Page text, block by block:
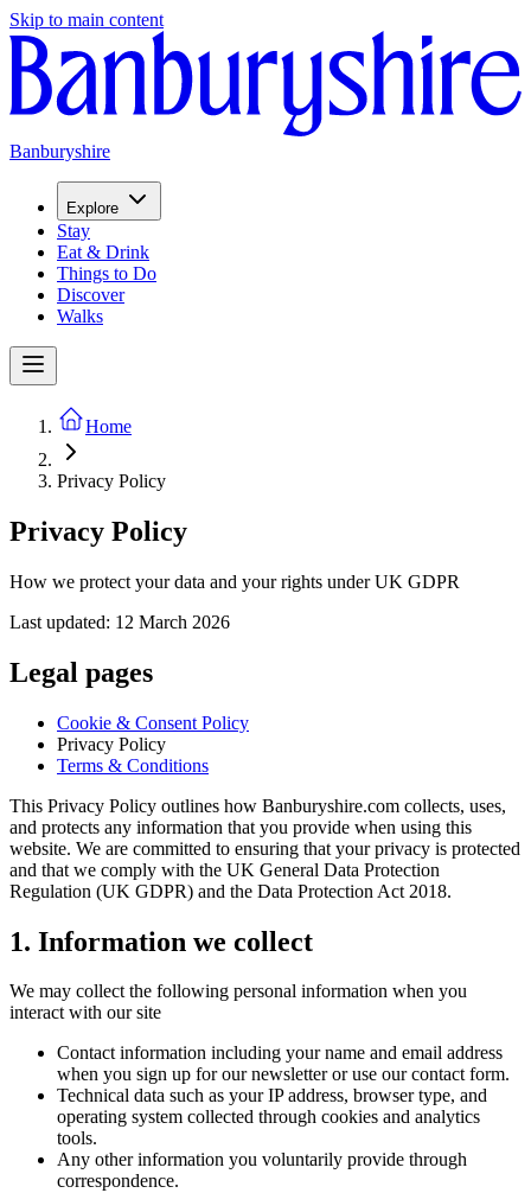
Skip to main content
Banburyshire
Explore
Stay
Eat & Drink
Things to Do
Discover
Walks
Home
Privacy Policy​​​​‌ ‍ ​‍​‍‌‍ ‌ ​‍‌‍‍‌‌‍‌ ‌‍‍‌‌‍ ‍​‍​‍​ ‍‍​‍​‍‌ ​ ‌‍​‌‌‍ ‍‌‍‍‌‌ ‌​‌ ‍‌​‍ ‍‌‍‍‌‌‍ ​‍​‍​‍ ​​‍​‍‌‍‍​‌ ​‍‌‍‌‌‌‍‌‍​‍​‍​ ‍‍​‍​‍‌‍‍​‌ ‌​‌ ‌​‌ ​​​ ‍‍​‍ ​‍ ‌‍ ​‌‍ ‌‍​ ‌‍​‌‌‍ ​‌‍‍​‌‍ ‌ ​ ‌ ‌​​ ‍‍​ ​ ​ ​ ​ ​ ​ ​ ​‍ ‌‍‍‌‌‍ ‍‌ ‌​‌‍‌‌‌‍ ‍‌ ‌​​‍ ‌‍‌‌‌‍‌​‌‍‍‌‌ ‌​​‍ ‌‍ ‌‌‍ ‌‍‌​‌‍‌‌​ ‌‌ ​​‌ ​‍‌‍‌‌‌ ​ ‌‍‌‌‌‍ ‍‌ ‌​‌‍​‌‌ ‌​‌‍‍‌‌‍ ‌‍ ‍​ ‍ ‌‍‍‌‌‍‌​​ ‌​ ​‌‌‍‌​​ ​‌​ ​​‌‍​ ‌‍‌​​ ‍​​ ‌‍​‍ ‌‌‍​‌​ ‌‍​ ​ ​ ​‌​‍ ‌​ ‌​‌‍‌‍‌‍​‍​ ​‌​‍ ‌‌‍​‌​ ‌​‌‍‌‌‌‍‌​​‍ ‌​ ​‌​ ‌ ‌‍​‌​ ​‍‌‍​‌​ ​​​ ‌ ‌‍‌‍‌‍​‌​ ‌​​ ​​‌‍​‍​ ‍ ‌ ‌​‌ ‍‌‌ ​​‌‍‌‌​ ‌‌‍ ​‌‍‌‌‌‍‌ ‌‍​‌‌‍ ​‌‌​​‌‍​‌‌‍‌ ‌‍‌‌​ ‍ ‌ ​​‌‍​‌‌ ‌​‌‍‍​​ ‌‌ ‌​‌‍‍‌‌ ‌​‌‍ ​‌‍‌‌​ ‌‍​‍‌‍​‌‌ ​ ‌‍‌‌‌‌‌‌‌ ​‍‌‍ ​​ ‌‌‍‍​‌ ‌​‌ ‌​‌ ​​​‍‌‌​ ​ ‌​​‌​‍‌‌​ ​‍‌​‌‍​‍‌‌​ ​‍‌​‌‍‌‍ ​‌‍ ‌‍​ ‌‍​‌‌‍ ​‌‍‍​‌‍ ‌ ​ ‌ ‌​​‍‌‌​ ​ ‌​​‌​ ​ ​ ​ ​ ​ ​ ​ ​‍‌‍‌‍‍‌‌‍‌​​ ‌​ ​‌‌‍‌​​ ​‌​ ​​‌‍​ ‌‍‌​​ ‍​​ ‌‍​‍ ‌‌‍​‌​ ‌‍​ ​ ​ ​‌​‍ ‌​ ‌​‌‍‌‍‌‍​‍​ ​‌​‍ ‌‌‍​‌​ ‌​‌‍‌‌‌‍‌​​‍ ‌​ ​‌​ ‌ ‌‍​‌​ ​‍‌‍​‌​ ​​​ ‌ ‌‍‌‍‌‍​‌​ ‌​​ ​​‌‍​‍​‍‌‍‌ ‌​‌ ‍‌‌ ​​‌‍‌‌​ ‌‌‍ ​‌‍‌‌‌‍‌ ‌‍​‌‌‍ ​‌‌​​‌‍​‌‌‍‌ ‌‍‌‌​‍‌‍‌ ​​‌‍​‌‌ ‌​‌‍‍​​ ‌‌ ‌​‌‍‍‌‌ ‌​‌‍ ​‌‍‌‌​‍‌‍‌ ​​‌‍‌‌‌ ​‍‌ ​ ‌ ​​‌‍‌‌‌‍​ ‌ ‌​‌‍‍‌‌ ‌‍‌‍‌‌​ ‌‌ ​​‌ ‌‌‌‍​‍‌‍ ​‌‍‍‌‌ ​ ‌‍‍​‌‍‌‌‌‍‌​​‍​‍‌ ‌
Privacy Policy​​​​‌ ‍ ​‍​‍‌‍ ‌ ​‍‌‍‍‌‌‍‌ ‌‍‍‌‌‍ ‍​‍​‍​ ‍‍​‍​‍‌ ​ ‌‍​‌‌‍ ‍‌‍‍‌‌ ‌​‌ ‍‌​‍ ‍‌‍‍‌‌‍ ​‍​‍​‍ ​​‍​‍‌‍‍​‌ ​‍‌‍‌‌‌‍‌‍​‍​‍​ ‍‍​‍​‍‌‍‍​‌ ‌​‌ ‌​‌ ​​​ ‍‍​‍ ​‍ ‌‍ ​‌‍ ‌‍​ ‌‍​‌‌‍ ​‌‍‍​‌‍ ‌ ​ ‌ ‌​​ ‍‍​ ​ ​ ​ ​ ​ ​ ​ ​‍ ‌‍‍‌‌‍ ‍‌ ‌​‌‍‌‌‌‍ ‍‌ ‌​​‍ ‌‍‌‌‌‍‌​‌‍‍‌‌ ‌​​‍ ‌‍ ‌‌‍ ‌‍‌​‌‍‌‌​ ‌‌ ​​‌ ​‍‌‍‌‌‌ ​ ‌‍‌‌‌‍ ‍‌ ‌​‌‍​‌‌ ‌​‌‍‍‌‌‍ ‌‍ ‍​ ‍ ‌‍‍‌‌‍‌​​ ‌​ ​‌‌‍‌​​ ​‌​ ​​‌‍​ ‌‍‌​​ ‍​​ ‌‍​‍ ‌‌‍​‌​ ‌‍​ ​ ​ ​‌​‍ ‌​ ‌​‌‍‌‍‌‍​‍​ ​‌​‍ ‌‌‍​‌​ ‌​‌‍‌‌‌‍‌​​‍ ‌​ ​‌​ ‌ ‌‍​‌​ ​‍‌‍​‌​ ​​​ ‌ ‌‍‌‍‌‍​‌​ ‌​​ ​​‌‍​‍​ ‍ ‌ ‌​‌ ‍‌‌ ​​‌‍‌‌​ ‌‌‍ ​‌‍‌‌‌‍‌ ‌‍​‌‌‍ ​‌‌​​‌‍​‌‌‍‌ ‌‍‌‌​ ‍ ‌ ​​‌‍​‌‌ ‌​‌‍‍​​ ‌‌ ‌​‌‍‍‌‌ ‌​‌‍ ​‌‍‌‌​ ‌‍​‍‌‍​‌‌ ​ ‌‍‌‌‌‌‌‌‌ ​‍‌‍ ​​ ‌‌‍‍​‌ ‌​‌ ‌​‌ ​​​‍‌‌​ ​ ‌​​‌​‍‌‌​ ​‍‌​‌‍​‍‌‌​ ​‍‌​‌‍‌‍ ​‌‍ ‌‍​ ‌‍​‌‌‍ ​‌‍‍​‌‍ ‌ ​ ‌ ‌​​‍‌‌​ ​ ‌​​‌​ ​ ​ ​ ​ ​ ​ ​ ​‍‌‍‌‍‍‌‌‍‌​​ ‌​ ​‌‌‍‌​​ ​‌​ ​​‌‍​ ‌‍‌​​ ‍​​ ‌‍​‍ ‌‌‍​‌​ ‌‍​ ​ ​ ​‌​‍ ‌​ ‌​‌‍‌‍‌‍​‍​ ​‌​‍ ‌‌‍​‌​ ‌​‌‍‌‌‌‍‌​​‍ ‌​ ​‌​ ‌ ‌‍​‌​ ​‍‌‍​‌​ ​​​ ‌ ‌‍‌‍‌‍​‌​ ‌​​ ​​‌‍​‍​‍‌‍‌ ‌​‌ ‍‌‌ ​​‌‍‌‌​ ‌‌‍ ​‌‍‌‌‌‍‌ ‌‍​‌‌‍ ​‌‌​​‌‍​‌‌‍‌ ‌‍‌‌​‍‌‍‌ ​​‌‍​‌‌ ‌​‌‍‍​​ ‌‌ ‌​‌‍‍‌‌ ‌​‌‍ ​‌‍‌‌​‍‌‍‌ ​​‌‍‌‌‌ ​‍‌ ​ ‌ ​​‌‍‌‌‌‍​ ‌ ‌​‌‍‍‌‌ ‌‍‌‍‌‌​ ‌‌ ​​‌ ‌‌‌‍​‍‌‍ ​‌‍‍‌‌ ​ ‌‍‍​‌‍‌‌‌‍‌​​‍​‍‌ ‌
How we protect your data and your rights under UK GDPR​​​​‌ ‍ ​‍​‍‌‍ ‌ ​‍‌‍‍‌‌‍‌ ‌‍‍‌‌‍ ‍​‍​‍​ ‍‍​‍​‍‌ ​ ‌‍​‌‌‍ ‍‌‍‍‌‌ ‌​‌ ‍‌​‍ ‍‌‍‍‌‌‍ ​‍​‍​‍ ​​‍​‍‌‍‍​‌ ​‍‌‍‌‌‌‍‌‍​‍​‍​ ‍‍​‍​‍‌‍‍​‌ ‌​‌ ‌​‌ ​​​ ‍‍​‍ ​‍ ‌‍ ​‌‍ ‌‍​ ‌‍​‌‌‍ ​‌‍‍​‌‍ ‌ ​ ‌ ‌​​ ‍‍​ ​ ​ ​ ​ ​ ​ ​ ​‍ ‌‍‍‌‌‍ ‍‌ ‌​‌‍‌‌‌‍ ‍‌ ‌​​‍ ‌‍‌‌‌‍‌​‌‍‍‌‌ ‌​​‍ ‌‍ ‌‌‍ ‌‍‌​‌‍‌‌​ ‌‌ ​​‌ ​‍‌‍‌‌‌ ​ ‌‍‌‌‌‍ ‍‌ ‌​‌‍​‌‌ ‌​‌‍‍‌‌‍ ‌‍ ‍​ ‍ ‌‍‍‌‌‍‌​​ ‌​ ​‌‌‍‌​​ ​‌​ ​​‌‍​ ‌‍‌​​ ‍​​ ‌‍​‍ ‌‌‍​‌​ ‌‍​ ​ ​ ​‌​‍ ‌​ ‌​‌‍‌‍‌‍​‍​ ​‌​‍ ‌‌‍​‌​ ‌​‌‍‌‌‌‍‌​​‍ ‌​ ​‌​ ‌ ‌‍​‌​ ​‍‌‍​‌​ ​​​ ‌ ‌‍‌‍‌‍​‌​ ‌​​ ​​‌‍​‍​ ‍ ‌ ‌​‌ ‍‌‌ ​​‌‍‌‌​ ‌‌‍ ​‌‍‌‌‌‍‌ ‌‍​‌‌‍ ​‌‌​​‌‍​‌‌‍‌ ‌‍‌‌​ ‍ ‌ ​​‌‍​‌‌ ‌​‌‍‍​​ ‌‌ ​ ‌ ‌‌‌‍​‍‌ ‌​‌‍‍‌‌ ‌​‌‍ ​‌‍‌‌​ ‌‍​‍‌‍​‌‌ ​ ‌‍‌‌‌‌‌‌‌ ​‍‌‍ ​​ ‌‌‍‍​‌ ‌​‌ ‌​‌ ​​​‍‌‌​ ​ ‌​​‌​‍‌‌​ ​‍‌​‌‍​‍‌‌​ ​‍‌​‌‍‌‍ ​‌‍ ‌‍​ ‌‍​‌‌‍ ​‌‍‍​‌‍ ‌ ​ ‌ ‌​​‍‌‌​ ​ ‌​​‌​ ​ ​ ​ ​ ​ ​ ​ ​‍‌‍‌‍‍‌‌‍‌​​ ‌​ ​‌‌‍‌​​ ​‌​ ​​‌‍​ ‌‍‌​​ ‍​​ ‌‍​‍ ‌‌‍​‌​ ‌‍​ ​ ​ ​‌​‍ ‌​ ‌​‌‍‌‍‌‍​‍​ ​‌​‍ ‌‌‍​‌​ ‌​‌‍‌‌‌‍‌​​‍ ‌​ ​‌​ ‌ ‌‍​‌​ ​‍‌‍​‌​ ​​​ ‌ ‌‍‌‍‌‍​‌​ ‌​​ ​​‌‍​‍​‍‌‍‌ ‌​‌ ‍‌‌ ​​‌‍‌‌​ ‌‌‍ ​‌‍‌‌‌‍‌ ‌‍​‌‌‍ ​‌‌​​‌‍​‌‌‍‌ ‌‍‌‌​‍‌‍‌ ​​‌‍​‌‌ ‌​‌‍‍​​ ‌‌ ​ ‌ ‌‌‌‍​‍‌ ‌​‌‍‍‌‌ ‌​‌‍ ​‌‍‌‌​‍‌‍‌ ​​‌‍‌‌‌ ​‍‌ ​ ‌ ​​‌‍‌‌‌‍​ ‌ ‌​‌‍‍‌‌ ‌‍‌‍‌‌​ ‌‌ ​​‌ ‌‌‌‍​‍‌‍ ​‌‍‍‌‌ ​ ‌‍‍​‌‍‌‌‌‍‌​​‍​‍‌ ‌
Last updated: 12 March 2026
Legal pages
Cookie & Consent Policy​​​​‌ ‍ ​‍​‍‌‍ ‌ ​‍‌‍‍‌‌‍‌ ‌‍‍‌‌‍ ‍​‍​‍​ ‍‍​‍​‍‌ ​ ‌‍​‌‌‍ ‍‌‍‍‌‌ ‌​‌ ‍‌​‍ ‍‌‍‍‌‌‍ ​‍​‍​‍ ​​‍​‍‌‍‍​‌ ​‍‌‍‌‌‌‍‌‍​‍​‍​ ‍‍​‍​‍‌‍‍​‌ ‌​‌ ‌​‌ ​​​ ‍‍​‍ ​‍ ‌‍ ​‌‍ ‌‍​ ‌‍​‌‌‍ ​‌‍‍​‌‍ ‌ ​ ‌ ‌​​ ‍‍​ ​ ​ ​ ​ ​ ​ ​ ​‍ ‌‍‍‌‌‍ ‍‌ ‌​‌‍‌‌‌‍ ‍‌ ‌​​‍ ‌‍‌‌‌‍‌​‌‍‍‌‌ ‌​​‍ ‌‍ ‌‌‍ ‌‍‌​‌‍‌‌​ ‌‌ ​​‌ ​‍‌‍‌‌‌ ​ ‌‍‌‌‌‍ ‍‌ ‌​‌‍​‌‌ ‌​‌‍‍‌‌‍ ‌‍ ‍​ ‍ ‌‍‍‌‌‍‌​​ ‌‌‍‌‍​ ​ ‌‍‌‌‌‍​ ​ ​‍‌‍‌‌​ ‌‍‌‍‌​​‍ ‌‌‍​ ​ ‌‌​ ‍​‌‍​ ​‍ ‌​ ‌​​ ​‌‌‍​ ​ ‌‍​‍ ‌​ ‍​​ ‌‌‌‍‌‍​ ​‌​‍ ‌‌‍‌​​ ​‌‌‍‌​​ ‍​‌‍​ ​ ‌​‌‍​‍‌‍​ ​ ​ ‌‍​‌‌‍​‌​ ‍​​ ‍ ‌ ‌​‌ ‍‌‌ ​​‌‍‌‌​ ‌‌‍ ​‌‍‌‌‌‍‌ ‌‍​‌‌‍ ​‌‌​​‌‍​‌‌‍‌ ‌‍‌‌​ ‍ ‌ ​​‌‍​‌‌ ‌​‌‍‍​​ ‌‌ ‌​‌‍‍‌‌ ‌​‌‍ ​‌‍‌‌​ ‌‍​‍‌‍​‌‌ ​ ‌‍‌‌‌‌‌‌‌ ​‍‌‍ ​​ ‌‌‍‍​‌ ‌​‌ ‌​‌ ​​​‍‌‌​ ​ ‌​​‌​‍‌‌​ ​‍‌​‌‍​‍‌‌​ ​‍‌​‌‍‌‍ ​‌‍ ‌‍​ ‌‍​‌‌‍ ​‌‍‍​‌‍ ‌ ​ ‌ ‌​​‍‌‌​ ​ ‌​​‌​ ​ ​ ​ ​ ​ ​ ​ ​‍‌‍‌‍‍‌‌‍‌​​ ‌‌‍‌‍​ ​ ‌‍‌‌‌‍​ ​ ​‍‌‍‌‌​ ‌‍‌‍‌​​‍ ‌‌‍​ ​ ‌‌​ ‍​‌‍​ ​‍ ‌​ ‌​​ ​‌‌‍​ ​ ‌‍​‍ ‌​ ‍​​ ‌‌‌‍‌‍​ ​‌​‍ ‌‌‍‌​​ ​‌‌‍‌​​ ‍​‌‍​ ​ ‌​‌‍​‍‌‍​ ​ ​ ‌‍​‌‌‍​‌​ ‍​​‍‌‍‌ ‌​‌ ‍‌‌ ​​‌‍‌‌​ ‌‌‍ ​‌‍‌‌‌‍‌ ‌‍​‌‌‍ ​‌‌​​‌‍​‌‌‍‌ ‌‍‌‌​‍‌‍‌ ​​‌‍​‌‌ ‌​‌‍‍​​ ‌‌ ‌​‌‍‍‌‌ ‌​‌‍ ​‌‍‌‌​‍‌‍‌ ​​‌‍‌‌‌ ​‍‌ ​ ‌ ​​‌‍‌‌‌‍​ ‌ ‌​‌‍‍‌‌ ‌‍‌‍‌‌​ ‌‌ ​​‌ ‌‌‌‍​‍‌‍ ​‌‍‍‌‌ ​ ‌‍‍​‌‍‌‌‌‍‌​​‍​‍‌ ‌
Privacy Policy​​​​‌ ‍ ​‍​‍‌‍ ‌ ​‍‌‍‍‌‌‍‌ ‌‍‍‌‌‍ ‍​‍​‍​ ‍‍​‍​‍‌ ​ ‌‍​‌‌‍ ‍‌‍‍‌‌ ‌​‌ ‍‌​‍ ‍‌‍‍‌‌‍ ​‍​‍​‍ ​​‍​‍‌‍‍​‌ ​‍‌‍‌‌‌‍‌‍​‍​‍​ ‍‍​‍​‍‌‍‍​‌ ‌​‌ ‌​‌ ​​​ ‍‍​‍ ​‍ ‌‍ ​‌‍ ‌‍​ ‌‍​‌‌‍ ​‌‍‍​‌‍ ‌ ​ ‌ ‌​​ ‍‍​ ​ ​ ​ ​ ​ ​ ​ ​‍ ‌‍‍‌‌‍ ‍‌ ‌​‌‍‌‌‌‍ ‍‌ ‌​​‍ ‌‍‌‌‌‍‌​‌‍‍‌‌ ‌​​‍ ‌‍ ‌‌‍ ‌‍‌​‌‍‌‌​ ‌‌ ​​‌ ​‍‌‍‌‌‌ ​ ‌‍‌‌‌‍ ‍‌ ‌​‌‍​‌‌ ‌​‌‍‍‌‌‍ ‌‍ ‍​ ‍ ‌‍‍‌‌‍‌​​ ‌​ ​‌‌‍‌​​ ​‌​ ​​‌‍​ ‌‍‌​​ ‍​​ ‌‍​‍ ‌‌‍​‌​ ‌‍​ ​ ​ ​‌​‍ ‌​ ‌​‌‍‌‍‌‍​‍​ ​‌​‍ ‌‌‍​‌​ ‌​‌‍‌‌‌‍‌​​‍ ‌​ ​‌​ ‌ ‌‍​‌​ ​‍‌‍​‌​ ​​​ ‌ ‌‍‌‍‌‍​‌​ ‌​​ ​​‌‍​‍​ ‍ ‌ ‌​‌ ‍‌‌ ​​‌‍‌‌​ ‌‌‍ ​‌‍‌‌‌‍‌ ‌‍​‌‌‍ ​‌‌​​‌‍​‌‌‍‌ ‌‍‌‌​ ‍ ‌ ​​‌‍​‌‌ ‌​‌‍‍​​ ‌‌ ‌​‌‍‍‌‌ ‌​‌‍ ​‌‍‌‌​ ‌‍​‍‌‍​‌‌ ​ ‌‍‌‌‌‌‌‌‌ ​‍‌‍ ​​ ‌‌‍‍​‌ ‌​‌ ‌​‌ ​​​‍‌‌​ ​ ‌​​‌​‍‌‌​ ​‍‌​‌‍​‍‌‌​ ​‍‌​‌‍‌‍ ​‌‍ ‌‍​ ‌‍​‌‌‍ ​‌‍‍​‌‍ ‌ ​ ‌ ‌​​‍‌‌​ ​ ‌​​‌​ ​ ​ ​ ​ ​ ​ ​ ​‍‌‍‌‍‍‌‌‍‌​​ ‌​ ​‌‌‍‌​​ ​‌​ ​​‌‍​ ‌‍‌​​ ‍​​ ‌‍​‍ ‌‌‍​‌​ ‌‍​ ​ ​ ​‌​‍ ‌​ ‌​‌‍‌‍‌‍​‍​ ​‌​‍ ‌‌‍​‌​ ‌​‌‍‌‌‌‍‌​​‍ ‌​ ​‌​ ‌ ‌‍​‌​ ​‍‌‍​‌​ ​​​ ‌ ‌‍‌‍‌‍​‌​ ‌​​ ​​‌‍​‍​‍‌‍‌ ‌​‌ ‍‌‌ ​​‌‍‌‌​ ‌‌‍ ​‌‍‌‌‌‍‌ ‌‍​‌‌‍ ​‌‌​​‌‍​‌‌‍‌ ‌‍‌‌​‍‌‍‌ ​​‌‍​‌‌ ‌​‌‍‍​​ ‌‌ ‌​‌‍‍‌‌ ‌​‌‍ ​‌‍‌‌​‍‌‍‌ ​​‌‍‌‌‌ ​‍‌ ​ ‌ ​​‌‍‌‌‌‍​ ‌ ‌​‌‍‍‌‌ ‌‍‌‍‌‌​ ‌‌ ​​‌ ‌‌‌‍​‍‌‍ ​‌‍‍‌‌ ​ ‌‍‍​‌‍‌‌‌‍‌​​‍​‍‌ ‌
Terms & Conditions​​​​‌ ‍ ​‍​‍‌‍ ‌ ​‍‌‍‍‌‌‍‌ ‌‍‍‌‌‍ ‍​‍​‍​ ‍‍​‍​‍‌ ​ ‌‍​‌‌‍ ‍‌‍‍‌‌ ‌​‌ ‍‌​‍ ‍‌‍‍‌‌‍ ​‍​‍​‍ ​​‍​‍‌‍‍​‌ ​‍‌‍‌‌‌‍‌‍​‍​‍​ ‍‍​‍​‍‌‍‍​‌ ‌​‌ ‌​‌ ​​​ ‍‍​‍ ​‍ ‌‍ ​‌‍ ‌‍​ ‌‍​‌‌‍ ​‌‍‍​‌‍ ‌ ​ ‌ ‌​​ ‍‍​ ​ ​ ​ ​ ​ ​ ​ ​‍ ‌‍‍‌‌‍ ‍‌ ‌​‌‍‌‌‌‍ ‍‌ ‌​​‍ ‌‍‌‌‌‍‌​‌‍‍‌‌ ‌​​‍ ‌‍ ‌‌‍ ‌‍‌​‌‍‌‌​ ‌‌ ​​‌ ​‍‌‍‌‌‌ ​ ‌‍‌‌‌‍ ‍‌ ‌​‌‍​‌‌ ‌​‌‍‍‌‌‍ ‌‍ ‍​ ‍ ‌‍‍‌‌‍‌​​ ‌​ ‍​​ ​‍​ ‌‍‌‍‌‍​ ​ ‌‍‌‌​ ​‍​ ‍​​‍ ‌​ ‍​​ ‍‌​ ‌‌​ ‌‌​‍ ‌​ ‌​‌‍‌‍‌‍‌​​ ​‌​‍ ‌‌‍​‌​ ​​‌‍​ ​ ‌ ​‍ ‌​ ‍‌‌‍‌​‌‍‌‍​ ​‌​ ​‍‌‍‌‍​ ‍‌​ ​ ‌‍‌​‌‍​‍​ ​‍​ ‌‍​ ‍ ‌ ‌​‌ ‍‌‌ ​​‌‍‌‌​ ‌‌‍ ​‌‍‌‌‌‍‌ ‌‍​‌‌‍ ​‌‌​​‌‍​‌‌‍‌ ‌‍‌‌​ ‍ ‌ ​​‌‍​‌‌ ‌​‌‍‍​​ ‌‌ ‌​‌‍‍‌‌ ‌​‌‍ ​‌‍‌‌​ ‌‍​‍‌‍​‌‌ ​ ‌‍‌‌‌‌‌‌‌ ​‍‌‍ ​​ ‌‌‍‍​‌ ‌​‌ ‌​‌ ​​​‍‌‌​ ​ ‌​​‌​‍‌‌​ ​‍‌​‌‍​‍‌‌​ ​‍‌​‌‍‌‍ ​‌‍ ‌‍​ ‌‍​‌‌‍ ​‌‍‍​‌‍ ‌ ​ ‌ ‌​​‍‌‌​ ​ ‌​​‌​ ​ ​ ​ ​ ​ ​ ​ ​‍‌‍‌‍‍‌‌‍‌​​ ‌​ ‍​​ ​‍​ ‌‍‌‍‌‍​ ​ ‌‍‌‌​ ​‍​ ‍​​‍ ‌​ ‍​​ ‍‌​ ‌‌​ ‌‌​‍ ‌​ ‌​‌‍‌‍‌‍‌​​ ​‌​‍ ‌‌‍​‌​ ​​‌‍​ ​ ‌ ​‍ ‌​ ‍‌‌‍‌​‌‍‌‍​ ​‌​ ​‍‌‍‌‍​ ‍‌​ ​ ‌‍‌​‌‍​‍​ ​‍​ ‌‍​‍‌‍‌ ‌​‌ ‍‌‌ ​​‌‍‌‌​ ‌‌‍ ​‌‍‌‌‌‍‌ ‌‍​‌‌‍ ​‌‌​​‌‍​‌‌‍‌ ‌‍‌‌​‍‌‍‌ ​​‌‍​‌‌ ‌​‌‍‍​​ ‌‌ ‌​‌‍‍‌‌ ‌​‌‍ ​‌‍‌‌​‍‌‍‌ ​​‌‍‌‌‌ ​‍‌ ​ ‌ ​​‌‍‌‌‌‍​ ‌ ‌​‌‍‍‌‌ ‌‍‌‍‌‌​ ‌‌ ​​‌ ‌‌‌‍​‍‌‍ ​‌‍‍‌‌ ​ ‌‍‍​‌‍‌‌‌‍‌​​‍​‍‌ ‌
This Privacy Policy outlines how Banburyshire.com collects, uses,
and protects any information that you provide when using this
website. We are committed to ensuring that your privacy is protected
and that we comply with the UK General Data Protection
Regulation (UK GDPR) and the Data Protection Act 2018.​​​​‌ ‍ ​‍​‍‌‍ ‌ ​‍‌‍‍‌‌‍‌ ‌‍‍‌‌‍ ‍​‍​‍​ ‍‍​‍​‍‌ ​ ‌‍​‌‌‍ ‍‌‍‍‌‌ ‌​‌ ‍‌​‍ ‍‌‍‍‌‌‍ ​‍​‍​‍ ​​‍​‍‌‍‍​‌ ​‍‌‍‌‌‌‍‌‍​‍​‍​ ‍‍​‍​‍‌‍‍​‌ ‌​‌ ‌​‌ ​​​ ‍‍​‍ ​‍ ‌‍ ​‌‍ ‌‍​ ‌‍​‌‌‍ ​‌‍‍​‌‍ ‌ ​ ‌ ‌​​ ‍‍​ ​ ​ ​ ​ ​ ​ ​ ​‍ ‌‍‍‌‌‍ ‍‌ ‌​‌‍‌‌‌‍ ‍‌ ‌​​‍ ‌‍‌‌‌‍‌​‌‍‍‌‌ ‌​​‍ ‌‍ ‌‌‍ ‌‍‌​‌‍‌‌​ ‌‌ ​​‌ ​‍‌‍‌‌‌ ​ ‌‍‌‌‌‍ ‍‌ ‌​‌‍​‌‌ ‌​‌‍‍‌‌‍ ‌‍ ‍​ ‍ ‌‍‍‌‌‍‌​​ ‌​ ​‌‌‍‌​​ ​‌​ ​​‌‍​ ‌‍‌​​ ‍​​ ‌‍​‍ ‌‌‍​‌​ ‌‍​ ​ ​ ​‌​‍ ‌​ ‌​‌‍‌‍‌‍​‍​ ​‌​‍ ‌‌‍​‌​ ‌​‌‍‌‌‌‍‌​​‍ ‌​ ​‌​ ‌ ‌‍​‌​ ​‍‌‍​‌​ ​​​ ‌ ‌‍‌‍‌‍​‌​ ‌​​ ​​‌‍​‍​ ‍ ‌ ‌​‌ ‍‌‌ ​​‌‍‌‌​ ‌‌‍ ​‌‍‌‌‌‍‌ ‌‍​‌‌‍ ​‌‌​​‌‍​‌‌‍‌ ‌‍‌‌​ ‍ ‌ ​​‌‍​‌‌ ‌​‌‍‍​​ ‌‌‍​ ‌‍ ‌‍ ‍‌ ‌​‌‍‌‌‌‍ ‍‌ ‌​​‍‌‌​ ‌‌‌​​‍‌‌ ‌‍‍ ‌‍‌‌‌ ‍‌​‍‌‌​ ​ ‌​‌​​‍‌‌​ ​ ‌​‌​​‍‌‌​ ​‍​ ​‍‌‍‌​​ ‌‍​ ​‌‌‍​ ‌‍‌‌‌‍‌​​ ‌‍​ ‍‌​ ‌‍​ ‌‌​ ‌​‌‍‌‍​‍‌‌​ ​‍​ ​‍​‍‌‌​ ‌‌‌​‌​​‍ ‍‌‍​ ‌‍‍​‌‍‍‌‌‍ ​‌‍‌​‌ ​‍‌‍‌‌‌‍ ‍​‍‌‌​ ‌‌‌​​‍‌‌ ‌‍‍ ‌‍‌‌‌ ‍‌​‍‌‌​ ​ ‌​‌​​‍‌‌​ ​ ‌​‌​​‍‌‌​ ​‍​ ​‍​ ‌‌‌‍‌‌‌‍​‌​ ​‍​ ‍‌​ ‌‌​ ​ ​ ‌​‌‍​‍‌‍​ ​ ‌​‌‍​‌​‍‌‌​ ​‍​ ​‍​‍‌‌​ ‌‌‌​‌​​‍ ‍‌ ‌​‌‍‌‌‌ ‍​‌ ‌​​ ‌‍​‍‌‍​‌‌ ​ ‌‍‌‌‌‌‌‌‌ ​‍‌‍ ​​ ‌‌‍‍​‌ ‌​‌ ‌​‌ ​​​‍‌‌​ ​ ‌​​‌​‍‌‌​ ​‍‌​‌‍​‍‌‌​ ​‍‌​‌‍‌‍ ​‌‍ ‌‍​ ‌‍​‌‌‍ ​‌‍‍​‌‍ ‌ ​ ‌ ‌​​‍‌‌​ ​ ‌​​‌​ ​ ​ ​ ​ ​ ​ ​ ​‍‌‍‌‍‍‌‌‍‌​​ ‌​ ​‌‌‍‌​​ ​‌​ ​​‌‍​ ‌‍‌​​ ‍​​ ‌‍​‍ ‌‌‍​‌​ ‌‍​ ​ ​ ​‌​‍ ‌​ ‌​‌‍‌‍‌‍​‍​ ​‌​‍ ‌‌‍​‌​ ‌​‌‍‌‌‌‍‌​​‍ ‌​ ​‌​ ‌ ‌‍​‌​ ​‍‌‍​‌​ ​​​ ‌ ‌‍‌‍‌‍​‌​ ‌​​ ​​‌‍​‍​‍‌‍‌ ‌​‌ ‍‌‌ ​​‌‍‌‌​ ‌‌‍ ​‌‍‌‌‌‍‌ ‌‍​‌‌‍ ​‌‌​​‌‍​‌‌‍‌ ‌‍‌‌​‍‌‍‌ ​​‌‍​‌‌ ‌​‌‍‍​​ ‌‌‍​ ‌‍ ‌‍ ‍‌ ‌​‌‍‌‌‌‍ ‍‌ ‌​​‍‌‌​ ‌‌‌​​‍‌‌ ‌‍‍ ‌‍‌‌‌ ‍‌​‍‌‌​ ​ ‌​‌​​‍‌‌​ ​ ‌​‌​​‍‌‌​ ​‍​ ​‍‌‍‌​​ ‌‍​ ​‌‌‍​ ‌‍‌‌‌‍‌​​ ‌‍​ ‍‌​ ‌‍​ ‌‌​ ‌​‌‍‌‍​‍‌‌​ ​‍​ ​‍​‍‌‌​ ‌‌‌​‌​​‍ ‍‌‍​ ‌‍‍​‌‍‍‌‌‍ ​‌‍‌​‌ ​‍‌‍‌‌‌‍ ‍​‍‌‌​ ‌‌‌​​‍‌‌ ‌‍‍ ‌‍‌‌‌ ‍‌​‍‌‌​ ​ ‌​‌​​‍‌‌​ ​ ‌​‌​​‍‌‌​ ​‍​ ​‍​ ‌‌‌‍‌‌‌‍​‌​ ​‍​ ‍‌​ ‌‌​ ​ ​ ‌​‌‍​‍‌‍​ ​ ‌​‌‍​‌​‍‌‌​ ​‍​ ​‍​‍‌‌​ ‌‌‌​‌​​‍ ‍‌ ‌​‌‍‌‌‌ ‍​‌ ‌​​‍‌‍‌ ​​‌‍‌‌‌ ​‍‌ ​ ‌ ​​‌‍‌‌‌‍​ ‌ ‌​‌‍‍‌‌ ‌‍‌‍‌‌​ ‌‌ ​​‌ ‌‌‌‍​‍‌‍ ​‌‍‍‌‌ ​ ‌‍‍​‌‍‌‌‌‍‌​​‍​‍‌ ‌
1. Information we collect​​​​‌ ‍ ​‍​‍‌‍ ‌ ​‍‌‍‍‌‌‍‌ ‌‍‍‌‌‍ ‍​‍​‍​ ‍‍​‍​‍‌ ​ ‌‍​‌‌‍ ‍‌‍‍‌‌ ‌​‌ ‍‌​‍ ‍‌‍‍‌‌‍ ​‍​‍​‍ ​​‍​‍‌‍‍​‌ ​‍‌‍‌‌‌‍‌‍​‍​‍​ ‍‍​‍​‍‌‍‍​‌ ‌​‌ ‌​‌ ​​​ ‍‍​‍ ​‍ ‌‍ ​‌‍ ‌‍​ ‌‍​‌‌‍ ​‌‍‍​‌‍ ‌ ​ ‌ ‌​​ ‍‍​ ​ ​ ​ ​ ​ ​ ​ ​‍ ‌‍‍‌‌‍ ‍‌ ‌​‌‍‌‌‌‍ ‍‌ ‌​​‍ ‌‍‌‌‌‍‌​‌‍‍‌‌ ‌​​‍ ‌‍ ‌‌‍ ‌‍‌​‌‍‌‌​ ‌‌ ​​‌ ​‍‌‍‌‌‌ ​ ‌‍‌‌‌‍ ‍‌ ‌​‌‍​‌‌ ‌​‌‍‍‌‌‍ ‌‍ ‍​ ‍ ‌‍‍‌‌‍‌​​ ‌​ ​‌‌‍‌​​ ​‌​ ​​‌‍​ ‌‍‌​​ ‍​​ ‌‍​‍ ‌‌‍​‌​ ‌‍​ ​ ​ ​‌​‍ ‌​ ‌​‌‍‌‍‌‍​‍​ ​‌​‍ ‌‌‍​‌​ ‌​‌‍‌‌‌‍‌​​‍ ‌​ ​‌​ ‌ ‌‍​‌​ ​‍‌‍​‌​ ​​​ ‌ ‌‍‌‍‌‍​‌​ ‌​​ ​​‌‍​‍​ ‍ ‌ ‌​‌ ‍‌‌ ​​‌‍‌‌​ ‌‌‍ ​‌‍‌‌‌‍‌ ‌‍​‌‌‍ ​‌‌​​‌‍​‌‌‍‌ ‌‍‌‌​ ‍ ‌ ​​‌‍​‌‌ ‌​‌‍‍​​ ‌‌‍​ ‌‍ ‌‍ ‍‌ ‌​‌‍‌‌‌‍ ‍‌ ‌​​‍‌‌​ ‌‌‌​​‍‌‌ ‌‍‍ ‌‍‌‌‌ ‍‌​‍‌‌​ ​ ‌​‌​​‍‌‌​ ​ ‌​‌​​‍‌‌​ ​‍​ ​‍​ ​‌​ ​‍​ ‌‌​ ‌​‌‍‌​‌‍‌​‌‍‌‌‌‍​‌​ ‌‌​ ‌‍​ ‌​‌‍‌‌​‍‌‌​ ​‍​ ​‍​‍‌‌​ ‌‌‌​‌​​‍ ‍‌‍​ ‌‍‍​‌‍‍‌‌‍ ​‌‍‌​‌ ​‍‌‍‌‌‌‍ ‍​‍‌‌​ ‌‌‌​​‍‌‌ ‌‍‍ ‌‍‌‌‌ ‍‌​‍‌‌​ ​ ‌​‌​​‍‌‌​ ​ ‌​‌​​‍‌‌​ ​‍​ ​‍​ ‌​​ ‍​‌‍‌‍‌‍‌​​ ‌ ​ ‌ ‌‍​‌‌‍‌‍‌‍​‍​ ​ ​ ‌​​ ​​​‍‌‌​ ​‍​ ​‍​‍‌‌​ ‌‌‌​‌​​‍ ‍‌ ‌​‌‍‌‌‌ ‍​‌ ‌​​ ‌‍​‍‌‍​‌‌ ​ ‌‍‌‌‌‌‌‌‌ ​‍‌‍ ​​ ‌‌‍‍​‌ ‌​‌ ‌​‌ ​​​‍‌‌​ ​ ‌​​‌​‍‌‌​ ​‍‌​‌‍​‍‌‌​ ​‍‌​‌‍‌‍ ​‌‍ ‌‍​ ‌‍​‌‌‍ ​‌‍‍​‌‍ ‌ ​ ‌ ‌​​‍‌‌​ ​ ‌​​‌​ ​ ​ ​ ​ ​ ​ ​ ​‍‌‍‌‍‍‌‌‍‌​​ ‌​ ​‌‌‍‌​​ ​‌​ ​​‌‍​ ‌‍‌​​ ‍​​ ‌‍​‍ ‌‌‍​‌​ ‌‍​ ​ ​ ​‌​‍ ‌​ ‌​‌‍‌‍‌‍​‍​ ​‌​‍ ‌‌‍​‌​ ‌​‌‍‌‌‌‍‌​​‍ ‌​ ​‌​ ‌ ‌‍​‌​ ​‍‌‍​‌​ ​​​ ‌ ‌‍‌‍‌‍​‌​ ‌​​ ​​‌‍​‍​‍‌‍‌ ‌​‌ ‍‌‌ ​​‌‍‌‌​ ‌‌‍ ​‌‍‌‌‌‍‌ ‌‍​‌‌‍ ​‌‌​​‌‍​‌‌‍‌ ‌‍‌‌​‍‌‍‌ ​​‌‍​‌‌ ‌​‌‍‍​​ ‌‌‍​ ‌‍ ‌‍ ‍‌ ‌​‌‍‌‌‌‍ ‍‌ ‌​​‍‌‌​ ‌‌‌​​‍‌‌ ‌‍‍ ‌‍‌‌‌ ‍‌​‍‌‌​ ​ ‌​‌​​‍‌‌​ ​ ‌​‌​​‍‌‌​ ​‍​ ​‍​ ​‌​ ​‍​ ‌‌​ ‌​‌‍‌​‌‍‌​‌‍‌‌‌‍​‌​ ‌‌​ ‌‍​ ‌​‌‍‌‌​‍‌‌​ ​‍​ ​‍​‍‌‌​ ‌‌‌​‌​​‍ ‍‌‍​ ‌‍‍​‌‍‍‌‌‍ ​‌‍‌​‌ ​‍‌‍‌‌‌‍ ‍​‍‌‌​ ‌‌‌​​‍‌‌ ‌‍‍ ‌‍‌‌‌ ‍‌​‍‌‌​ ​ ‌​‌​​‍‌‌​ ​ ‌​‌​​‍‌‌​ ​‍​ ​‍​ ‌​​ ‍​‌‍‌‍‌‍‌​​ ‌ ​ ‌ ‌‍​‌‌‍‌‍‌‍​‍​ ​ ​ ‌​​ ​​​‍‌‌​ ​‍​ ​‍​‍‌‌​ ‌‌‌​‌​​‍ ‍‌ ‌​‌‍‌‌‌ ‍​‌ ‌​​‍‌‍‌ ​​‌‍‌‌‌ ​‍‌ ​ ‌ ​​‌‍‌‌‌‍​ ‌ ‌​‌‍‍‌‌ ‌‍‌‍‌‌​ ‌‌ ​​‌ ‌‌‌‍​‍‌‍ ​‌‍‍‌‌ ​ ‌‍‍​‌‍‌‌‌‍‌​​‍​‍‌ ‌
We may collect the following personal information when you
interact with our site​​​​‌ ‍ ​‍​‍‌‍ ‌ ​‍‌‍‍‌‌‍‌ ‌‍‍‌‌‍ ‍​‍​‍​ ‍‍​‍​‍‌ ​ ‌‍​‌‌‍ ‍‌‍‍‌‌ ‌​‌ ‍‌​‍ ‍‌‍‍‌‌‍ ​‍​‍​‍ ​​‍​‍‌‍‍​‌ ​‍‌‍‌‌‌‍‌‍​‍​‍​ ‍‍​‍​‍‌‍‍​‌ ‌​‌ ‌​‌ ​​​ ‍‍​‍ ​‍ ‌‍ ​‌‍ ‌‍​ ‌‍​‌‌‍ ​‌‍‍​‌‍ ‌ ​ ‌ ‌​​ ‍‍​ ​ ​ ​ ​ ​ ​ ​ ​‍ ‌‍‍‌‌‍ ‍‌ ‌​‌‍‌‌‌‍ ‍‌ ‌​​‍ ‌‍‌‌‌‍‌​‌‍‍‌‌ ‌​​‍ ‌‍ ‌‌‍ ‌‍‌​‌‍‌‌​ ‌‌ ​​‌ ​‍‌‍‌‌‌ ​ ‌‍‌‌‌‍ ‍‌ ‌​‌‍​‌‌ ‌​‌‍‍‌‌‍ ‌‍ ‍​ ‍ ‌‍‍‌‌‍‌​​ ‌​ ​‌‌‍‌​​ ​‌​ ​​‌‍​ ‌‍‌​​ ‍​​ ‌‍​‍ ‌‌‍​‌​ ‌‍​ ​ ​ ​‌​‍ ‌​ ‌​‌‍‌‍‌‍​‍​ ​‌​‍ ‌‌‍​‌​ ‌​‌‍‌‌‌‍‌​​‍ ‌​ ​‌​ ‌ ‌‍​‌​ ​‍‌‍​‌​ ​​​ ‌ ‌‍‌‍‌‍​‌​ ‌​​ ​​‌‍​‍​ ‍ ‌ ‌​‌ ‍‌‌ ​​‌‍‌‌​ ‌‌‍ ​‌‍‌‌‌‍‌ ‌‍​‌‌‍ ​‌‌​​‌‍​‌‌‍‌ ‌‍‌‌​ ‍ ‌ ​​‌‍​‌‌ ‌​‌‍‍​​ ‌‌‍​ ‌‍ ‌‍ ‍‌ ‌​‌‍‌‌‌‍ ‍‌ ‌​​‍‌‌​ ‌‌‌​​‍‌‌ ‌‍‍ ‌‍‌‌‌ ‍‌​‍‌‌​ ​ ‌​‌​​‍‌‌​ ​ ‌​‌​​‍‌‌​ ​‍​ ​‍‌‍‌‍‌‍‌‌​ ​ ‌‍‌‌​ ‍​​ ​​​ ‌ ​ ‌​​ ​​‌‍​‌​ ​‍​ ‍‌​‍‌‌​ ​‍​ ​‍​‍‌‌​ ‌‌‌​‌​​‍ ‍‌‍​ ‌‍‍​‌‍‍‌‌‍ ​‌‍‌​‌ ​‍‌‍‌‌‌‍ ‍​‍‌‌​ ‌‌‌​​‍‌‌ ‌‍‍ ‌‍‌‌‌ ‍‌​‍‌‌​ ​ ‌​‌​​‍‌‌​ ​ ‌​‌​​‍‌‌​ ​‍​ ​‍‌‍‌‌​ ​‌​ ‍‌‌‍‌‌​ ​ ‌‍‌​‌‍​‍​ ​‍​ ​‌​ ​‌‌‍​‍‌‍‌‌​‍‌‌​ ​‍​ ​‍​‍‌‌​ ‌‌‌​‌​​‍ ‍‌ ‌​‌‍‌‌‌ ‍​‌ ‌​​ ‌‍​‍‌‍​‌‌ ​ ‌‍‌‌‌‌‌‌‌ ​‍‌‍ ​​ ‌‌‍‍​‌ ‌​‌ ‌​‌ ​​​‍‌‌​ ​ ‌​​‌​‍‌‌​ ​‍‌​‌‍​‍‌‌​ ​‍‌​‌‍‌‍ ​‌‍ ‌‍​ ‌‍​‌‌‍ ​‌‍‍​‌‍ ‌ ​ ‌ ‌​​‍‌‌​ ​ ‌​​‌​ ​ ​ ​ ​ ​ ​ ​ ​‍‌‍‌‍‍‌‌‍‌​​ ‌​ ​‌‌‍‌​​ ​‌​ ​​‌‍​ ‌‍‌​​ ‍​​ ‌‍​‍ ‌‌‍​‌​ ‌‍​ ​ ​ ​‌​‍ ‌​ ‌​‌‍‌‍‌‍​‍​ ​‌​‍ ‌‌‍​‌​ ‌​‌‍‌‌‌‍‌​​‍ ‌​ ​‌​ ‌ ‌‍​‌​ ​‍‌‍​‌​ ​​​ ‌ ‌‍‌‍‌‍​‌​ ‌​​ ​​‌‍​‍​‍‌‍‌ ‌​‌ ‍‌‌ ​​‌‍‌‌​ ‌‌‍ ​‌‍‌‌‌‍‌ ‌‍​‌‌‍ ​‌‌​​‌‍​‌‌‍‌ ‌‍‌‌​‍‌‍‌ ​​‌‍​‌‌ ‌​‌‍‍​​ ‌‌‍​ ‌‍ ‌‍ ‍‌ ‌​‌‍‌‌‌‍ ‍‌ ‌​​‍‌‌​ ‌‌‌​​‍‌‌ ‌‍‍ ‌‍‌‌‌ ‍‌​‍‌‌​ ​ ‌​‌​​‍‌‌​ ​ ‌​‌​​‍‌‌​ ​‍​ ​‍‌‍‌‍‌‍‌‌​ ​ ‌‍‌‌​ ‍​​ ​​​ ‌ ​ ‌​​ ​​‌‍​‌​ ​‍​ ‍‌​‍‌‌​ ​‍​ ​‍​‍‌‌​ ‌‌‌​‌​​‍ ‍‌‍​ ‌‍‍​‌‍‍‌‌‍ ​‌‍‌​‌ ​‍‌‍‌‌‌‍ ‍​‍‌‌​ ‌‌‌​​‍‌‌ ‌‍‍ ‌‍‌‌‌ ‍‌​‍‌‌​ ​ ‌​‌​​‍‌‌​ ​ ‌​‌​​‍‌‌​ ​‍​ ​‍‌‍‌‌​ ​‌​ ‍‌‌‍‌‌​ ​ ‌‍‌​‌‍​‍​ ​‍​ ​‌​ ​‌‌‍​‍‌‍‌‌​‍‌‌​ ​‍​ ​‍​‍‌‌​ ‌‌‌​‌​​‍ ‍‌ ‌​‌‍‌‌‌ ‍​‌ ‌​​‍‌‍‌ ​​‌‍‌‌‌ ​‍‌ ​ ‌ ​​‌‍‌‌‌‍​ ‌ ‌​‌‍‍‌‌ ‌‍‌‍‌‌​ ‌‌ ​​‌ ‌‌‌‍​‍‌‍ ​‌‍‍‌‌ ​ ‌‍‍​‌‍‌‌‌‍‌​​‍​‍‌ ‌
Contact information including your name and email address
when you sign up for our newsletter or use our contact form.​​​​‌ ‍ ​‍​‍‌‍ ‌ ​‍‌‍‍‌‌‍‌ ‌‍‍‌‌‍ ‍​‍​‍​ ‍‍​‍​‍‌ ​ ‌‍​‌‌‍ ‍‌‍‍‌‌ ‌​‌ ‍‌​‍ ‍‌‍‍‌‌‍ ​‍​‍​‍ ​​‍​‍‌‍‍​‌ ​‍‌‍‌‌‌‍‌‍​‍​‍​ ‍‍​‍​‍‌‍‍​‌ ‌​‌ ‌​‌ ​​​ ‍‍​‍ ​‍ ‌‍ ​‌‍ ‌‍​ ‌‍​‌‌‍ ​‌‍‍​‌‍ ‌ ​ ‌ ‌​​ ‍‍​ ​ ​ ​ ​ ​ ​ ​ ​‍ ‌‍‍‌‌‍ ‍‌ ‌​‌‍‌‌‌‍ ‍‌ ‌​​‍ ‌‍‌‌‌‍‌​‌‍‍‌‌ ‌​​‍ ‌‍ ‌‌‍ ‌‍‌​‌‍‌‌​ ‌‌ ​​‌ ​‍‌‍‌‌‌ ​ ‌‍‌‌‌‍ ‍‌ ‌​‌‍​‌‌ ‌​‌‍‍‌‌‍ ‌‍ ‍​ ‍ ‌‍‍‌‌‍‌​​ ‌​ ​‌‌‍‌​​ ​‌​ ​​‌‍​ ‌‍‌​​ ‍​​ ‌‍​‍ ‌‌‍​‌​ ‌‍​ ​ ​ ​‌​‍ ‌​ ‌​‌‍‌‍‌‍​‍​ ​‌​‍ ‌‌‍​‌​ ‌​‌‍‌‌‌‍‌​​‍ ‌​ ​‌​ ‌ ‌‍​‌​ ​‍‌‍​‌​ ​​​ ‌ ‌‍‌‍‌‍​‌​ ‌​​ ​​‌‍​‍​ ‍ ‌ ‌​‌ ‍‌‌ ​​‌‍‌‌​ ‌‌‍ ​‌‍‌‌‌‍‌ ‌‍​‌‌‍ ​‌‌​​‌‍​‌‌‍‌ ‌‍‌‌​ ‍ ‌ ​​‌‍​‌‌ ‌​‌‍‍​​ ‌‌‍​ ‌‍ ‌‍ ‍‌ ‌​‌‍‌‌‌‍ ‍‌ ‌​​‍‌‌​ ‌‌‌​​‍‌‌ ‌‍‍ ‌‍‌‌‌ ‍‌​‍‌‌​ ​ ‌​‌​​‍‌‌​ ​ ‌​‌​​‍‌‌​ ​‍​ ​‍​ ‍​​ ‌‌‌‍‌‌​ ‌‍​ ‌‌​ ‌​​ ‍​​ ‌ ​ ‍​​ ‍​‌‍‌‌​ ‍‌​‍‌‌​ ​‍​ ​‍​‍‌‌​ ‌‌‌​‌​​‍ ‍‌‍​ ‌‍‍​‌‍‍‌‌‍ ​‌‍‌​‌ ​‍‌‍‌‌‌‍ ‍​‍‌‌​ ‌‌‌​​‍‌‌ ‌‍‍ ‌‍‌‌‌ ‍‌​‍‌‌​ ​ ‌​‌​​‍‌‌​ ​ ‌​‌​​‍‌‌​ ​‍​ ​‍​ ‌‌‌‍‌‍​ ‌ ‌‍‌‌​ ‍​‌‍​‍​ ​‌‌‍‌‌​ ​‌​ ‌​‌‍​ ​ ​‌​‍‌‌​ ​‍​ ​‍​‍‌‌​ ‌‌‌​‌​​‍ ‍‌ ‌​‌‍‌‌‌ ‍​‌ ‌​​ ‌‍​‍‌‍​‌‌ ​ ‌‍‌‌‌‌‌‌‌ ​‍‌‍ ​​ ‌‌‍‍​‌ ‌​‌ ‌​‌ ​​​‍‌‌​ ​ ‌​​‌​‍‌‌​ ​‍‌​‌‍​‍‌‌​ ​‍‌​‌‍‌‍ ​‌‍ ‌‍​ ‌‍​‌‌‍ ​‌‍‍​‌‍ ‌ ​ ‌ ‌​​‍‌‌​ ​ ‌​​‌​ ​ ​ ​ ​ ​ ​ ​ ​‍‌‍‌‍‍‌‌‍‌​​ ‌​ ​‌‌‍‌​​ ​‌​ ​​‌‍​ ‌‍‌​​ ‍​​ ‌‍​‍ ‌‌‍​‌​ ‌‍​ ​ ​ ​‌​‍ ‌​ ‌​‌‍‌‍‌‍​‍​ ​‌​‍ ‌‌‍​‌​ ‌​‌‍‌‌‌‍‌​​‍ ‌​ ​‌​ ‌ ‌‍​‌​ ​‍‌‍​‌​ ​​​ ‌ ‌‍‌‍‌‍​‌​ ‌​​ ​​‌‍​‍​‍‌‍‌ ‌​‌ ‍‌‌ ​​‌‍‌‌​ ‌‌‍ ​‌‍‌‌‌‍‌ ‌‍​‌‌‍ ​‌‌​​‌‍​‌‌‍‌ ‌‍‌‌​‍‌‍‌ ​​‌‍​‌‌ ‌​‌‍‍​​ ‌‌‍​ ‌‍ ‌‍ ‍‌ ‌​‌‍‌‌‌‍ ‍‌ ‌​​‍‌‌​ ‌‌‌​​‍‌‌ ‌‍‍ ‌‍‌‌‌ ‍‌​‍‌‌​ ​ ‌​‌​​‍‌‌​ ​ ‌​‌​​‍‌‌​ ​‍​ ​‍​ ‍​​ ‌‌‌‍‌‌​ ‌‍​ ‌‌​ ‌​​ ‍​​ ‌ ​ ‍​​ ‍​‌‍‌‌​ ‍‌​‍‌‌​ ​‍​ ​‍​‍‌‌​ ‌‌‌​‌​​‍ ‍‌‍​ ‌‍‍​‌‍‍‌‌‍ ​‌‍‌​‌ ​‍‌‍‌‌‌‍ ‍​‍‌‌​ ‌‌‌​​‍‌‌ ‌‍‍ ‌‍‌‌‌ ‍‌​‍‌‌​ ​ ‌​‌​​‍‌‌​ ​ ‌​‌​​‍‌‌​ ​‍​ ​‍​ ‌‌‌‍‌‍​ ‌ ‌‍‌‌​ ‍​‌‍​‍​ ​‌‌‍‌‌​ ​‌​ ‌​‌‍​ ​ ​‌​‍‌‌​ ​‍​ ​‍​‍‌‌​ ‌‌‌​‌​​‍ ‍‌ ‌​‌‍‌‌‌ ‍​‌ ‌​​‍‌‍‌ ​​‌‍‌‌‌ ​‍‌ ​ ‌ ​​‌‍‌‌‌‍​ ‌ ‌​‌‍‍‌‌ ‌‍‌‍‌‌​ ‌‌ ​​‌ ‌‌‌‍​‍‌‍ ​‌‍‍‌‌ ​ ‌‍‍​‌‍‌‌‌‍‌​​‍​‍‌ ‌
Technical data such as your IP address, browser type, and
operating system collected through cookies and analytics
tools.​​​​‌ ‍ ​‍​‍‌‍ ‌ ​‍‌‍‍‌‌‍‌ ‌‍‍‌‌‍ ‍​‍​‍​ ‍‍​‍​‍‌ ​ ‌‍​‌‌‍ ‍‌‍‍‌‌ ‌​‌ ‍‌​‍ ‍‌‍‍‌‌‍ ​‍​‍​‍ ​​‍​‍‌‍‍​‌ ​‍‌‍‌‌‌‍‌‍​‍​‍​ ‍‍​‍​‍‌‍‍​‌ ‌​‌ ‌​‌ ​​​ ‍‍​‍ ​‍ ‌‍ ​‌‍ ‌‍​ ‌‍​‌‌‍ ​‌‍‍​‌‍ ‌ ​ ‌ ‌​​ ‍‍​ ​ ​ ​ ​ ​ ​ ​ ​‍ ‌‍‍‌‌‍ ‍‌ ‌​‌‍‌‌‌‍ ‍‌ ‌​​‍ ‌‍‌‌‌‍‌​‌‍‍‌‌ ‌​​‍ ‌‍ ‌‌‍ ‌‍‌​‌‍‌‌​ ‌‌ ​​‌ ​‍‌‍‌‌‌ ​ ‌‍‌‌‌‍ ‍‌ ‌​‌‍​‌‌ ‌​‌‍‍‌‌‍ ‌‍ ‍​ ‍ ‌‍‍‌‌‍‌​​ ‌​ ​‌‌‍‌​​ ​‌​ ​​‌‍​ ‌‍‌​​ ‍​​ ‌‍​‍ ‌‌‍​‌​ ‌‍​ ​ ​ ​‌​‍ ‌​ ‌​‌‍‌‍‌‍​‍​ ​‌​‍ ‌‌‍​‌​ ‌​‌‍‌‌‌‍‌​​‍ ‌​ ​‌​ ‌ ‌‍​‌​ ​‍‌‍​‌​ ​​​ ‌ ‌‍‌‍‌‍​‌​ ‌​​ ​​‌‍​‍​ ‍ ‌ ‌​‌ ‍‌‌ ​​‌‍‌‌​ ‌‌‍ ​‌‍‌‌‌‍‌ ‌‍​‌‌‍ ​‌‌​​‌‍​‌‌‍‌ ‌‍‌‌​ ‍ ‌ ​​‌‍​‌‌ ‌​‌‍‍​​ ‌‌‍​ ‌‍ ‌‍ ‍‌ ‌​‌‍‌‌‌‍ ‍‌ ‌​​‍‌‌​ ‌‌‌​​‍‌‌ ‌‍‍ ‌‍‌‌‌ ‍‌​‍‌‌​ ​ ‌​‌​​‍‌‌​ ​ ‌​‌​​‍‌‌​ ​‍​ ​‍‌‍‌‌‌‍‌‌‌‍‌‌​ ​​​ ​‍​ ​‍‌‍‌​‌‍​‌​ ‍​​ ‌​​ ​ ​ ‌​​‍‌‌​ ​‍​ ​‍​‍‌‌​ ‌‌‌​‌​​‍ ‍‌‍​ ‌‍‍​‌‍‍‌‌‍ ​‌‍‌​‌ ​‍‌‍‌‌‌‍ ‍​‍‌‌​ ‌‌‌​​‍‌‌ ‌‍‍ ‌‍‌‌‌ ‍‌​‍‌‌​ ​ ‌​‌​​‍‌‌​ ​ ‌​‌​​‍‌‌​ ​‍​ ​‍​ ​‍​ ​‍​ ​‍​ ‍‌​ ​‌‌‍‌‍​ ‌ ​ ‍​​ ‌​‌‍​‌‌‍​ ​ ​ ​‍‌‌​ ​‍​ ​‍​‍‌‌​ ‌‌‌​‌​​‍ ‍‌ ‌​‌‍‌‌‌ ‍​‌ ‌​​ ‌‍​‍‌‍​‌‌ ​ ‌‍‌‌‌‌‌‌‌ ​‍‌‍ ​​ ‌‌‍‍​‌ ‌​‌ ‌​‌ ​​​‍‌‌​ ​ ‌​​‌​‍‌‌​ ​‍‌​‌‍​‍‌‌​ ​‍‌​‌‍‌‍ ​‌‍ ‌‍​ ‌‍​‌‌‍ ​‌‍‍​‌‍ ‌ ​ ‌ ‌​​‍‌‌​ ​ ‌​​‌​ ​ ​ ​ ​ ​ ​ ​ ​‍‌‍‌‍‍‌‌‍‌​​ ‌​ ​‌‌‍‌​​ ​‌​ ​​‌‍​ ‌‍‌​​ ‍​​ ‌‍​‍ ‌‌‍​‌​ ‌‍​ ​ ​ ​‌​‍ ‌​ ‌​‌‍‌‍‌‍​‍​ ​‌​‍ ‌‌‍​‌​ ‌​‌‍‌‌‌‍‌​​‍ ‌​ ​‌​ ‌ ‌‍​‌​ ​‍‌‍​‌​ ​​​ ‌ ‌‍‌‍‌‍​‌​ ‌​​ ​​‌‍​‍​‍‌‍‌ ‌​‌ ‍‌‌ ​​‌‍‌‌​ ‌‌‍ ​‌‍‌‌‌‍‌ ‌‍​‌‌‍ ​‌‌​​‌‍​‌‌‍‌ ‌‍‌‌​‍‌‍‌ ​​‌‍​‌‌ ‌​‌‍‍​​ ‌‌‍​ ‌‍ ‌‍ ‍‌ ‌​‌‍‌‌‌‍ ‍‌ ‌​​‍‌‌​ ‌‌‌​​‍‌‌ ‌‍‍ ‌‍‌‌‌ ‍‌​‍‌‌​ ​ ‌​‌​​‍‌‌​ ​ ‌​‌​​‍‌‌​ ​‍​ ​‍‌‍‌‌‌‍‌‌‌‍‌‌​ ​​​ ​‍​ ​‍‌‍‌​‌‍​‌​ ‍​​ ‌​​ ​ ​ ‌​​‍‌‌​ ​‍​ ​‍​‍‌‌​ ‌‌‌​‌​​‍ ‍‌‍​ ‌‍‍​‌‍‍‌‌‍ ​‌‍‌​‌ ​‍‌‍‌‌‌‍ ‍​‍‌‌​ ‌‌‌​​‍‌‌ ‌‍‍ ‌‍‌‌‌ ‍‌​‍‌‌​ ​ ‌​‌​​‍‌‌​ ​ ‌​‌​​‍‌‌​ ​‍​ ​‍​ ​‍​ ​‍​ ​‍​ ‍‌​ ​‌‌‍‌‍​ ‌ ​ ‍​​ ‌​‌‍​‌‌‍​ ​ ​ ​‍‌‌​ ​‍​ ​‍​‍‌‌​ ‌‌‌​‌​​‍ ‍‌ ‌​‌‍‌‌‌ ‍​‌ ‌​​‍‌‍‌ ​​‌‍‌‌‌ ​‍‌ ​ ‌ ​​‌‍‌‌‌‍​ ‌ ‌​‌‍‍‌‌ ‌‍‌‍‌‌​ ‌‌ ​​‌ ‌‌‌‍​‍‌‍ ​‌‍‍‌‌ ​ ‌‍‍​‌‍‌‌‌‍‌​​‍​‍‌ ‌
Any other information you voluntarily provide through
correspondence.​​​​‌ ‍ ​‍​‍‌‍ ‌ ​‍‌‍‍‌‌‍‌ ‌‍‍‌‌‍ ‍​‍​‍​ ‍‍​‍​‍‌ ​ ‌‍​‌‌‍ ‍‌‍‍‌‌ ‌​‌ ‍‌​‍ ‍‌‍‍‌‌‍ ​‍​‍​‍ ​​‍​‍‌‍‍​‌ ​‍‌‍‌‌‌‍‌‍​‍​‍​ ‍‍​‍​‍‌‍‍​‌ ‌​‌ ‌​‌ ​​​ ‍‍​‍ ​‍ ‌‍ ​‌‍ ‌‍​ ‌‍​‌‌‍ ​‌‍‍​‌‍ ‌ ​ ‌ ‌​​ ‍‍​ ​ ​ ​ ​ ​ ​ ​ ​‍ ‌‍‍‌‌‍ ‍‌ ‌​‌‍‌‌‌‍ ‍‌ ‌​​‍ ‌‍‌‌‌‍‌​‌‍‍‌‌ ‌​​‍ ‌‍ ‌‌‍ ‌‍‌​‌‍‌‌​ ‌‌ ​​‌ ​‍‌‍‌‌‌ ​ ‌‍‌‌‌‍ ‍‌ ‌​‌‍​‌‌ ‌​‌‍‍‌‌‍ ‌‍ ‍​ ‍ ‌‍‍‌‌‍‌​​ ‌​ ​‌‌‍‌​​ ​‌​ ​​‌‍​ ‌‍‌​​ ‍​​ ‌‍​‍ ‌‌‍​‌​ ‌‍​ ​ ​ ​‌​‍ ‌​ ‌​‌‍‌‍‌‍​‍​ ​‌​‍ ‌‌‍​‌​ ‌​‌‍‌‌‌‍‌​​‍ ‌​ ​‌​ ‌ ‌‍​‌​ ​‍‌‍​‌​ ​​​ ‌ ‌‍‌‍‌‍​‌​ ‌​​ ​​‌‍​‍​ ‍ ‌ ‌​‌ ‍‌‌ ​​‌‍‌‌​ ‌‌‍ ​‌‍‌‌‌‍‌ ‌‍​‌‌‍ ​‌‌​​‌‍​‌‌‍‌ ‌‍‌‌​ ‍ ‌ ​​‌‍​‌‌ ‌​‌‍‍​​ ‌‌‍​ ‌‍ ‌‍ ‍‌ ‌​‌‍‌‌‌‍ ‍‌ ‌​​‍‌‌​ ‌‌‌​​‍‌‌ ‌‍‍ ‌‍‌‌‌ ‍‌​‍‌‌​ ​ ‌​‌​​‍‌‌​ ​ ‌​‌​​‍‌‌​ ​‍​ ​‍​ ​‍​ ‌ ‌‍‌​‌‍​‍‌‍​ ​ ‍‌‌‍​‍​ ‍​‌‍‌‍​ ​‌​ ‍​​ ‌‍​‍‌‌​ ​‍​ ​‍​‍‌‌​ ‌‌‌​‌​​‍ ‍‌‍​ ‌‍‍​‌‍‍‌‌‍ ​‌‍‌​‌ ​‍‌‍‌‌‌‍ ‍​‍‌‌​ ‌‌‌​​‍‌‌ ‌‍‍ ‌‍‌‌‌ ‍‌​‍‌‌​ ​ ‌​‌​​‍‌‌​ ​ ‌​‌​​‍‌‌​ ​‍​ ​‍‌‍​ ​ ‌ ‌‍​‌‌‍‌​‌‍​ ‌‍‌‌​ ​ ‌‍‌‍​ ‍​‌‍‌‍‌‍‌‌​ ​​​‍‌‌​ ​‍​ ​‍​‍‌‌​ ‌‌‌​‌​​‍ ‍‌ ‌​‌‍‌‌‌ ‍​‌ ‌​​ ‌‍​‍‌‍​‌‌ ​ ‌‍‌‌‌‌‌‌‌ ​‍‌‍ ​​ ‌‌‍‍​‌ ‌​‌ ‌​‌ ​​​‍‌‌​ ​ ‌​​‌​‍‌‌​ ​‍‌​‌‍​‍‌‌​ ​‍‌​‌‍‌‍ ​‌‍ ‌‍​ ‌‍​‌‌‍ ​‌‍‍​‌‍ ‌ ​ ‌ ‌​​‍‌‌​ ​ ‌​​‌​ ​ ​ ​ ​ ​ ​ ​ ​‍‌‍‌‍‍‌‌‍‌​​ ‌​ ​‌‌‍‌​​ ​‌​ ​​‌‍​ ‌‍‌​​ ‍​​ ‌‍​‍ ‌‌‍​‌​ ‌‍​ ​ ​ ​‌​‍ ‌​ ‌​‌‍‌‍‌‍​‍​ ​‌​‍ ‌‌‍​‌​ ‌​‌‍‌‌‌‍‌​​‍ ‌​ ​‌​ ‌ ‌‍​‌​ ​‍‌‍​‌​ ​​​ ‌ ‌‍‌‍‌‍​‌​ ‌​​ ​​‌‍​‍​‍‌‍‌ ‌​‌ ‍‌‌ ​​‌‍‌‌​ ‌‌‍ ​‌‍‌‌‌‍‌ ‌‍​‌‌‍ ​‌‌​​‌‍​‌‌‍‌ ‌‍‌‌​‍‌‍‌ ​​‌‍​‌‌ ‌​‌‍‍​​ ‌‌‍​ ‌‍ ‌‍ ‍‌ ‌​‌‍‌‌‌‍ ‍‌ ‌​​‍‌‌​ ‌‌‌​​‍‌‌ ‌‍‍ ‌‍‌‌‌ ‍‌​‍‌‌​ ​ ‌​‌​​‍‌‌​ ​ ‌​‌​​‍‌‌​ ​‍​ ​‍​ ​‍​ ‌ ‌‍‌​‌‍​‍‌‍​ ​ ‍‌‌‍​‍​ ‍​‌‍‌‍​ ​‌​ ‍​​ ‌‍​‍‌‌​ ​‍​ ​‍​‍‌‌​ ‌‌‌​‌​​‍ ‍‌‍​ ‌‍‍​‌‍‍‌‌‍ ​‌‍‌​‌ ​‍‌‍‌‌‌‍ ‍​‍‌‌​ ‌‌‌​​‍‌‌ ‌‍‍ ‌‍‌‌‌ ‍‌​‍‌‌​ ​ ‌​‌​​‍‌‌​ ​ ‌​‌​​‍‌‌​ ​‍​ ​‍‌‍​ ​ ‌ ‌‍​‌‌‍‌​‌‍​ ‌‍‌‌​ ​ ‌‍‌‍​ ‍​‌‍‌‍‌‍‌‌​ ​​​‍‌‌​ ​‍​ ​‍​‍‌‌​ ‌‌‌​‌​​‍ ‍‌ ‌​‌‍‌‌‌ ‍​‌ ‌​​‍‌‍‌ ​​‌‍‌‌‌ ​‍‌ ​ ‌ ​​‌‍‌‌‌‍​ ‌ ‌​‌‍‍‌‌ ‌‍‌‍‌‌​ ‌‌ ​​‌ ‌‌‌‍​‍‌‍ ​‌‍‍‌‌ ​ ‌‍‍​‌‍‌‌‌‍‌​​‍​‍‌ ‌